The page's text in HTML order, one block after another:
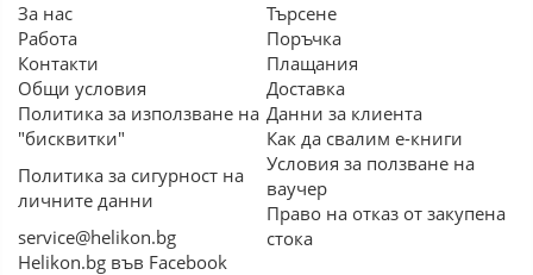
За нас
Работа
Контакти
Общи условия
Политика за използване на
"бисквитки"
Политика за сигурност на
личните данни
service@helikon.bg
Helikon.bg във Facebook
Търсене
Поръчка
Плащания
Доставка
Данни за клиента
Как да свалим е-книги
Условия за ползване на
ваучер
Право на отказ от закупена
стока